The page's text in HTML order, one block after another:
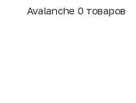
Avalanche 0 товаров